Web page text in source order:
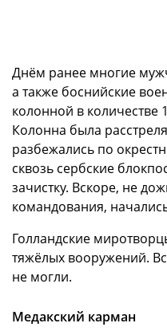
Днём ранее многие
а также боснийские
колонной в количестве
Колонна была
разбежались по
сквозь сербские
зачистку. Вскоре, не
командования,
Голландские
тяжёлых вооружений.
не могли.
Медакский карман